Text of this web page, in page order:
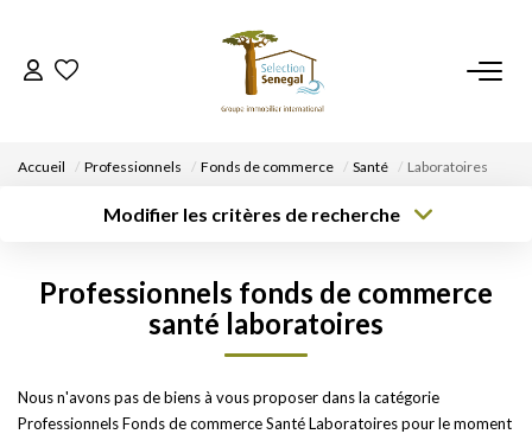
ACCUEIL
DÉPOSEZ VOTRE RECHERCHE
NOUS REJOINDRE
Accueil Professionnels Fonds de commerce Santé Laboratoires
Modifier les critères de recherche
Budget max
Professionnels fonds de commerce
santé laboratoires
Nous n'avons pas de biens à vous proposer dans la catégorie
Professionnels Fonds de commerce Santé Laboratoires pour le moment